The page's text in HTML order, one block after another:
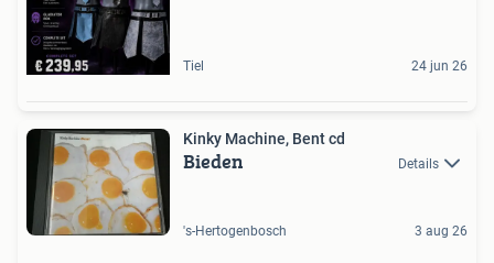
Tiel 24 jun 26
Kinky Machine, Bent cd
Bieden Details
's-Hertogenbosch 3 aug 26